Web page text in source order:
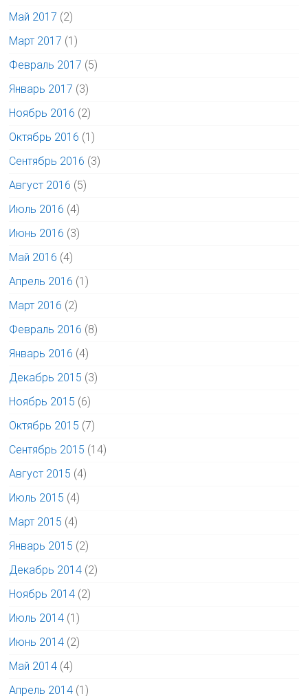
Май 2017 (2)
Март 2017 (1)
Февраль 2017 (5)
Январь 2017 (3)
Ноябрь 2016 (2)
Октябрь 2016 (1)
Сентябрь 2016 (3)
Август 2016 (5)
Июль 2016 (4)
Июнь 2016 (3)
Май 2016 (4)
Апрель 2016 (1)
Март 2016 (2)
Февраль 2016 (8)
Январь 2016 (4)
Декабрь 2015 (3)
Ноябрь 2015 (6)
Октябрь 2015 (7)
Сентябрь 2015 (14)
Август 2015 (4)
Июль 2015 (4)
Март 2015 (4)
Январь 2015 (2)
Декабрь 2014 (2)
Ноябрь 2014 (2)
Июль 2014 (1)
Июнь 2014 (2)
Май 2014 (4)
Апрель 2014 (1)